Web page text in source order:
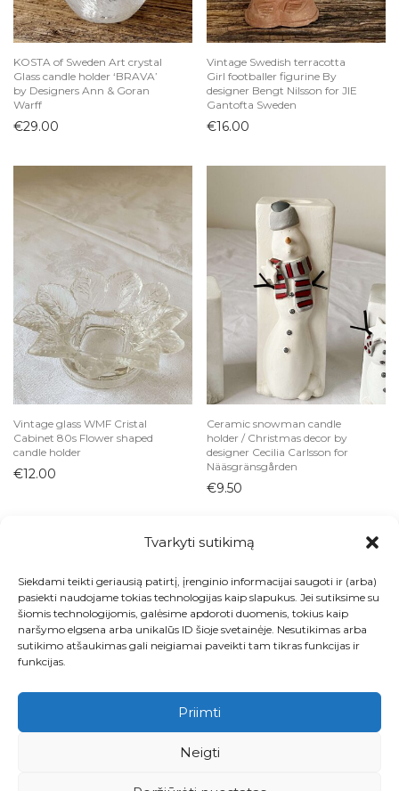
Tvarkyti sutikimą
Siekdami teikti geriausią patirtį, įrenginio informacijai saugoti ir (arba)
pasiekti naudojame tokias technologijas kaip slapukus. Jei sutiksime su
šiomis technologijomis, galėsime apdoroti duomenis, tokius kaip
naršymo elgsena arba unikalūs ID šioje svetainėje. Nesutikimas arba
sutikimo atšaukimas gali neigiamai paveikti tam tikras funkcijas ir
funkcijas.
Priimti
Neigti
KOSTA of Sweden Art crystal
Glass candle holder ‘BRAVA’
by Designers Ann & Goran
Warff
€29.00
Vintage Swedish terracotta
Girl footballer figurine By
designer Bengt Nilsson for JIE
Gantofta Sweden
€16.00
Vintage glass WMF Cristal
Cabinet 80s Flower shaped
candle holder
€12.00
Ceramic snowman candle
holder / Christmas decor by
designer Cecilia Carlsson for
Nääsgränsgården
€9.50
Visos prekės
Kontaktai
Apie
Paskyra
Krepšelis